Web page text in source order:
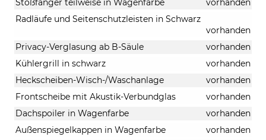
Radläufe und Seitenschutzleisten in Schwarz
vorhanden
Privacy-Verglasung ab B-Säule
vorhanden
Kühlergrill in schwarz
vorhanden
Heckscheiben-Wisch-/Waschanlage
vorhanden
Frontscheibe mit Akustik-Verbundglas
vorhanden
Dachspoiler in Wagenfarbe
vorhanden
Außenspiegelkappen in Wagenfarbe
vorhanden